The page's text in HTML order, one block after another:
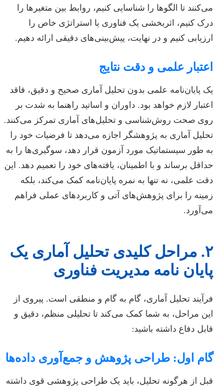
می‌کنند تا الگوها را شناسایی کنیم، روابط بین متغیرها را
درک کنیم، اثربخشی یک فناوری یا استراتژی خاص را
ارزیابی کنیم و در نهایت، پیش‌بینی‌های دقیقی ارائه دهیم.
اعتبار علمی و دقت نتایج
یک پایان‌نامه علمی بدون تحلیل آماری صحیح و دقیق، فاقد
اعتبار لازم خواهد بود. داوران و اساتید راهنما به شدت بر
روی صحت روش‌شناسی و تحلیل‌های آماری تمرکز می‌کنند.
تحلیل آماری به پژوهشگر اجازه می‌دهد تا فرضیات خود را
به طور سیستماتیک مورد آزمون قرار دهد، سوگیری‌ها را به
حداقل برساند و با اطمینان، یافته‌های خود را تعمیم دهد. این
دقت علمی، نه تنها به نمره پایان‌نامه کمک می‌کند، بلکه
زمینه را برای پژوهش‌های آتی و کاربردهای عملی فراهم
می‌آورد.
۲. مراحل کلیدی تحلیل آماری یک
پایان نامه مدیریت فناوری
فرآیند تحلیل آماری، گام به گام و منطقی است. پیروی از
این مراحل، به شما کمک می‌کند تا تحلیلی منظم، دقیق و
قابل دفاع داشته باشید:
گام اول: طراحی پژوهش و جمع‌آوری داده‌ها
قبل از هرگونه تحلیل، باید یک طراحی پژوهشی قوی داشته